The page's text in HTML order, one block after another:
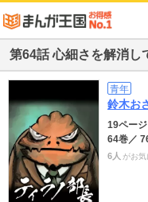
第64話 心細さを解消し
青年
鈴木お
19ページ
64巻／
6人 がお